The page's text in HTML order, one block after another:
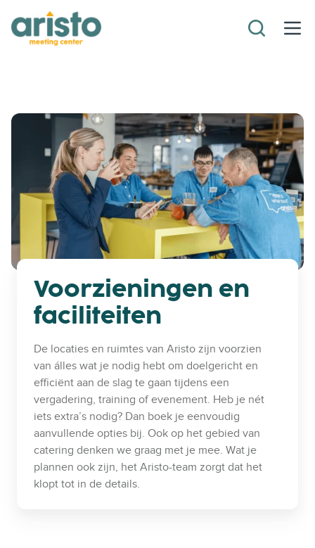
Voorzieningen en
faciliteiten
De locaties en ruimtes van Aristo zijn voorzien
van álles wat je nodig hebt om doelgericht en
efficiënt aan de slag te gaan tijdens een
vergadering, training of evenement. Heb je nét
iets extra’s nodig? Dan boek je eenvoudig
aanvullende opties bij. Ook op het gebied van
catering denken we graag met je mee. Wat je
plannen ook zijn, het Aristo-team zorgt dat het
klopt tot in de details.